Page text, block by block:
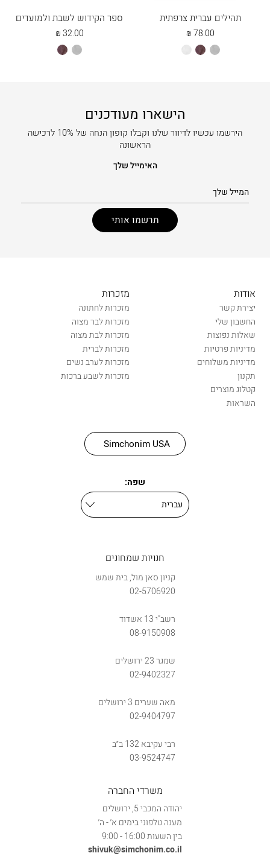
תהילים עברית צרפתית
78.00
₪
אפורחום לבן
ספר הקידוש לשבת ולמועדים
32.00
₪
אפורחום
הישארו מעודכנים
הירשמו עכשיו לדיוור שלנו וקבלו קופון הנחה של 10% לרכישה
הראשונה
האימייל שלך
אודות
יצירת קשר
החשבון שלי
שאלות נפוצות
מדיניות פרטיות
מדיניות משלוחים
תקנון
קטלוג מוצרים
השראות
מזכרות
מזכרות לחתונה
מזכרות לבר מצוה
מזכרות לבת מצוה
מזכרות לברית
מזכרות לערב נשים
מזכרות לשבע ברכות
Simchonim USA
שפה:
חנויות שמחונים
קניון סאן מול, בית שמש
02-5706920
רשב"י 13 אשדוד
08-9150908
שמגר 23 ירושלים
02-9402327
מאה שערים 3 ירושלים
02-9404797
רבי עקיבא 132 ב״ב
03-9524747
משרדי החברה
יהודה המכבי 5, ירושלים
מענה טלפוני בימים א׳ - ה׳
בין השעות 16:00 - 9:00
shivuk@simchonim.co.il